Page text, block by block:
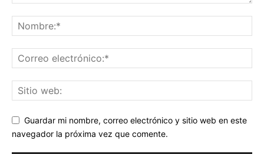
Guardar mi nombre, correo electrónico y sitio web en este
navegador la próxima vez que comente.